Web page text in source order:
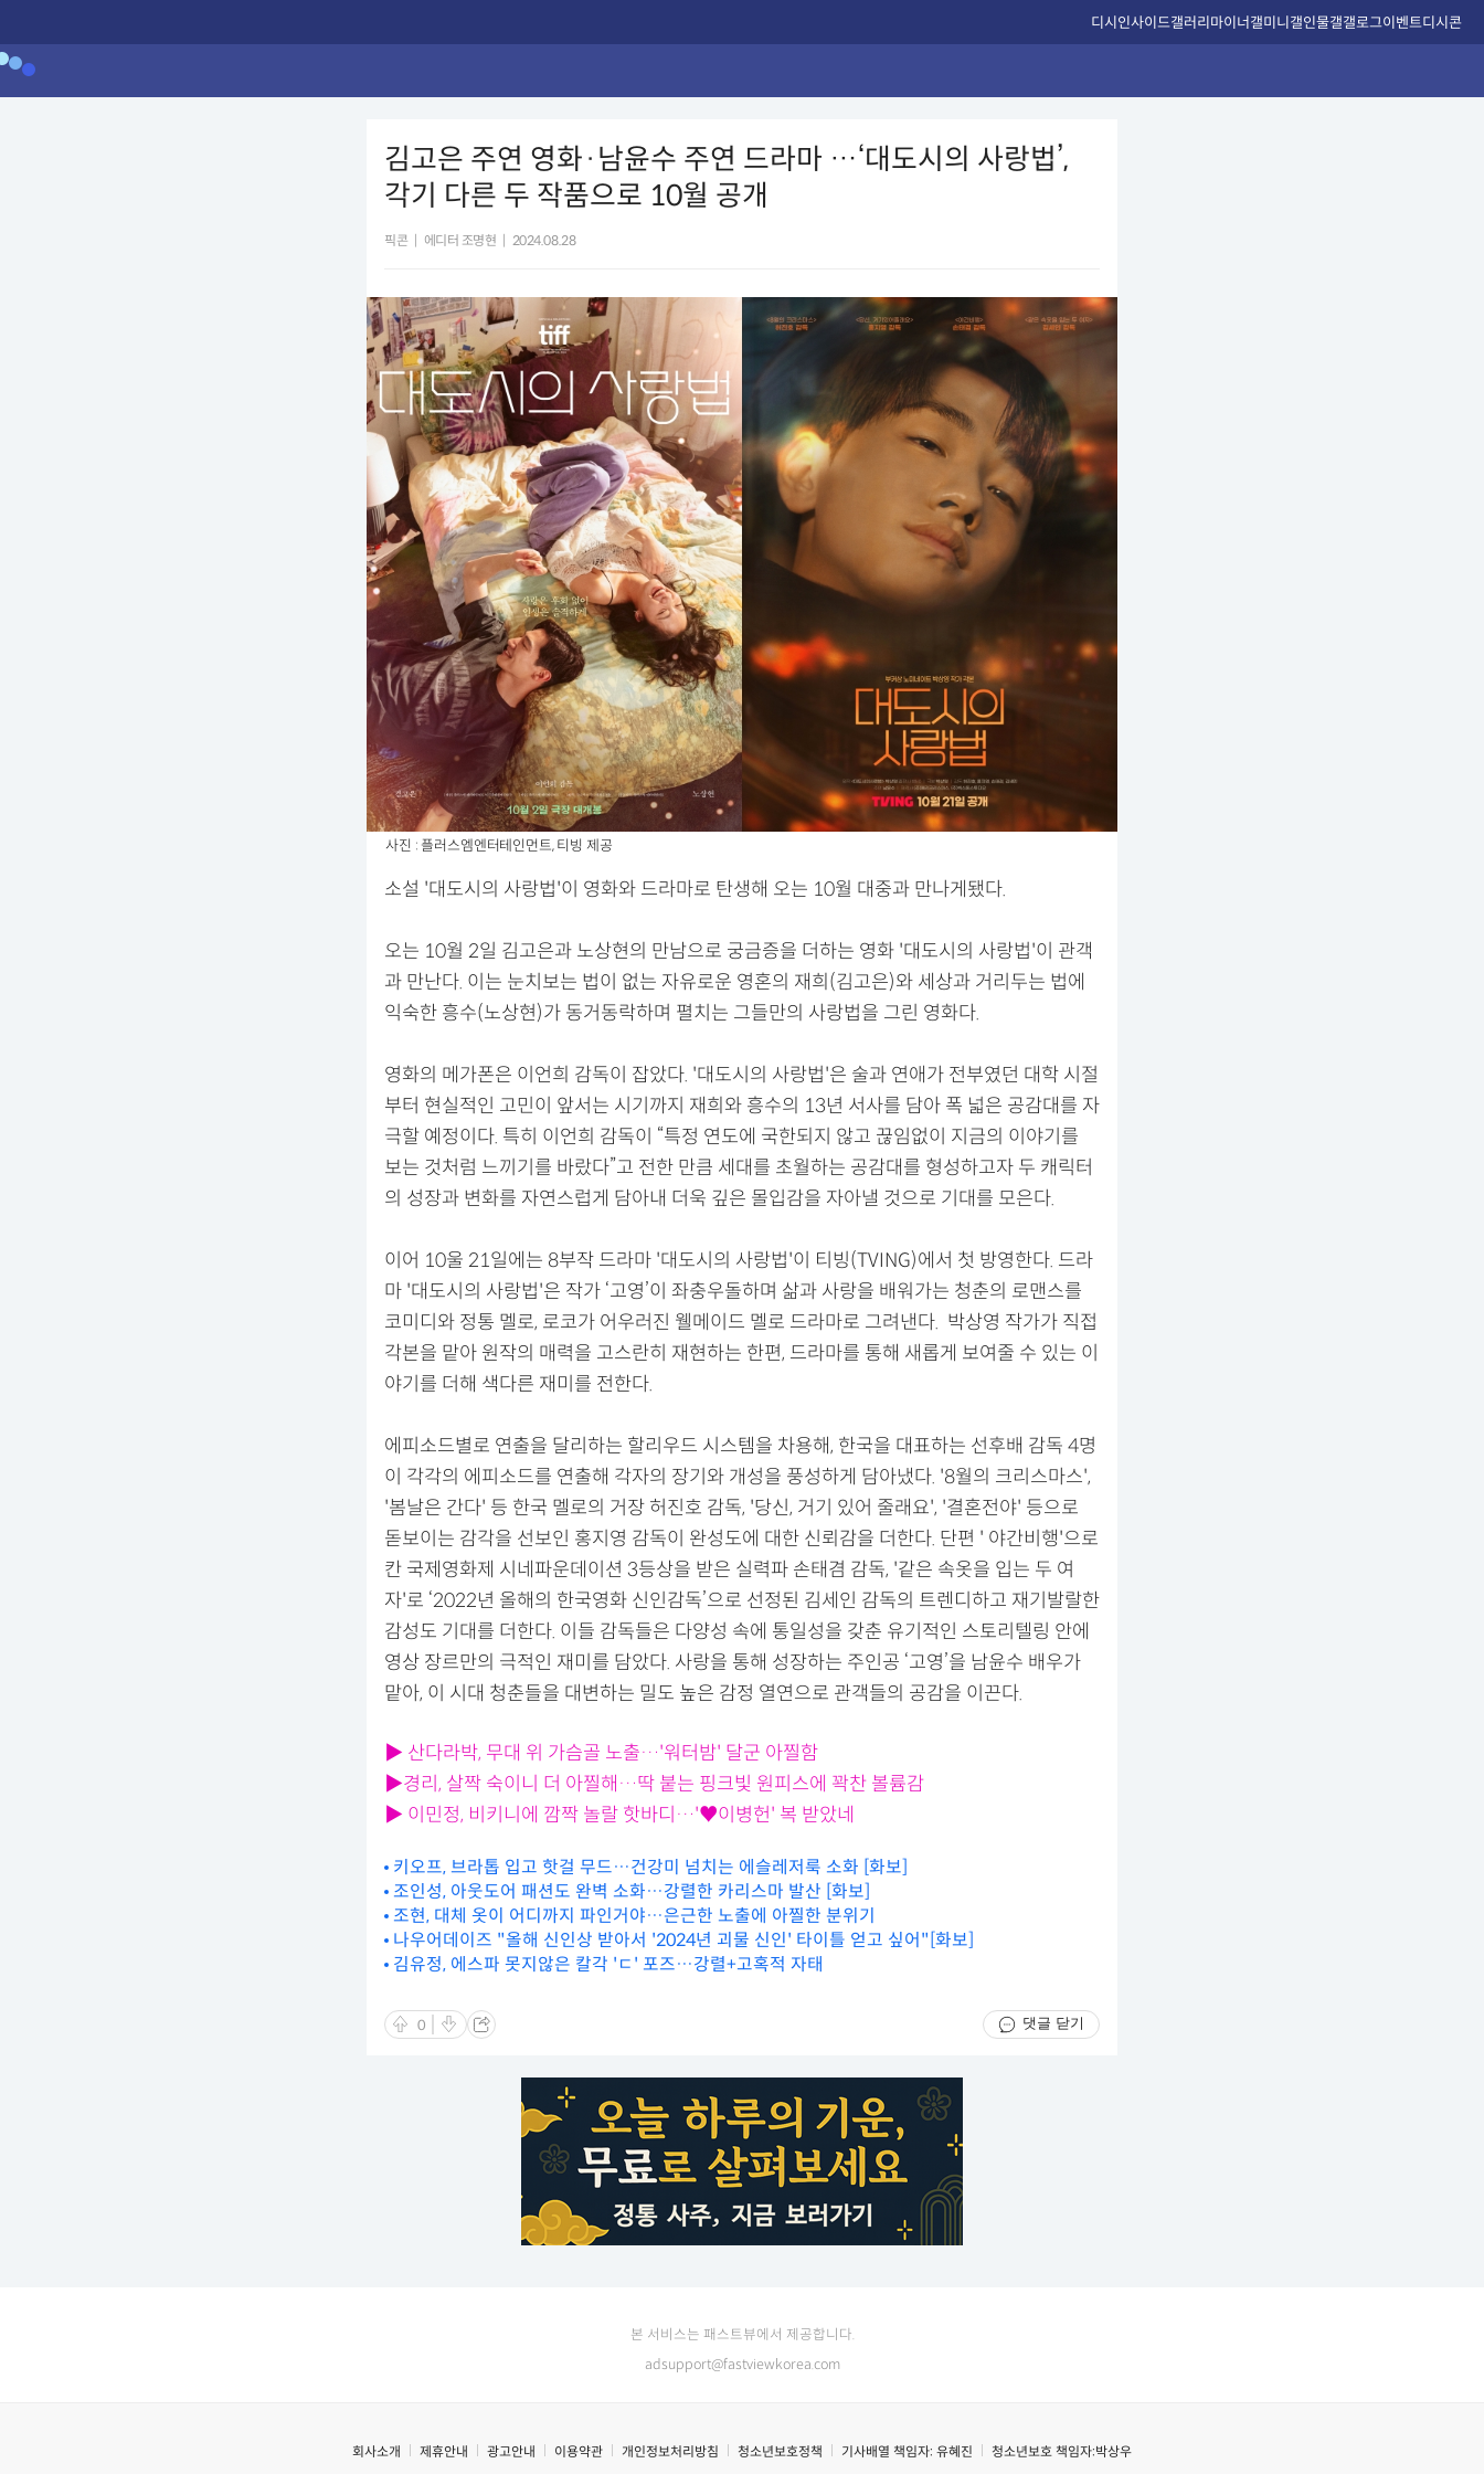
디시인사이드갤러리마이너갤미니갤인물갤갤로그이벤트디시콘
김고은 주연 영화·남윤수 주연 드라마 …‘대도시의 사랑법’,
각기 다른 두 작품으로 10월 공개
픽콘 에디터 조명현 2024.08.28
사진 : 플러스엠엔터테인먼트, 티빙 제공
소설 '대도시의 사랑법'이 영화와 드라마로 탄생해 오는 10월 대중과 만나게됐다.
오는 10월 2일 김고은과 노상현의 만남으로 궁금증을 더하는 영화 '대도시의 사랑법'이 관객
과 만난다. 이는 눈치보는 법이 없는 자유로운 영혼의 재희(김고은)와 세상과 거리두는 법에
익숙한 흥수(노상현)가 동거동락하며 펼치는 그들만의 사랑법을 그린 영화다.
영화의 메가폰은 이언희 감독이 잡았다. '대도시의 사랑법'은 술과 연애가 전부였던 대학 시절
부터 현실적인 고민이 앞서는 시기까지 재희와 흥수의 13년 서사를 담아 폭 넓은 공감대를 자
극할 예정이다. 특히 이언희 감독이 “특정 연도에 국한되지 않고 끊임없이 지금의 이야기를
보는 것처럼 느끼기를 바랐다”고 전한 만큼 세대를 초월하는 공감대를 형성하고자 두 캐릭터
의 성장과 변화를 자연스럽게 담아내 더욱 깊은 몰입감을 자아낼 것으로 기대를 모은다.
이어 10울 21일에는 8부작 드라마 '대도시의 사랑법'이 티빙(TVING)에서 첫 방영한다. 드라
마 '대도시의 사랑법'은 작가 ‘고영’이 좌충우돌하며 삶과 사랑을 배워가는 청춘의 로맨스를
코미디와 정통 멜로, 로코가 어우러진 웰메이드 멜로 드라마로 그려낸다. 박상영 작가가 직접
각본을 맡아 원작의 매력을 고스란히 재현하는 한편, 드라마를 통해 새롭게 보여줄 수 있는 이
야기를 더해 색다른 재미를 전한다.
에피소드별로 연출을 달리하는 할리우드 시스템을 차용해, 한국을 대표하는 선후배 감독 4명
이 각각의 에피소드를 연출해 각자의 장기와 개성을 풍성하게 담아냈다. '8월의 크리스마스',
'봄날은 간다' 등 한국 멜로의 거장 허진호 감독, '당신, 거기 있어 줄래요', '결혼전야' 등으로
돋보이는 감각을 선보인 홍지영 감독이 완성도에 대한 신뢰감을 더한다. 단편 ' 야간비행'으로
칸 국제영화제 시네파운데이션 3등상을 받은 실력파 손태겸 감독, '같은 속옷을 입는 두 여
자'로 ‘2022년 올해의 한국영화 신인감독’으로 선정된 김세인 감독의 트렌디하고 재기발랄한
감성도 기대를 더한다. 이들 감독들은 다양성 속에 통일성을 갖춘 유기적인 스토리텔링 안에
영상 장르만의 극적인 재미를 담았다. 사랑을 통해 성장하는 주인공 ‘고영’을 남윤수 배우가
맡아, 이 시대 청춘들을 대변하는 밀도 높은 감정 열연으로 관객들의 공감을 이끈다.
▶ 산다라박, 무대 위 가슴골 노출…'워터밤' 달군 아찔함
▶경리, 살짝 숙이니 더 아찔해…딱 붙는 핑크빛 원피스에 꽉찬 볼륨감
▶ 이민정, 비키니에 깜짝 놀랄 핫바디…'♥이병헌' 복 받았네
키오프, 브라톱 입고 핫걸 무드…건강미 넘치는 에슬레저룩 소화 [화보]
조인성, 아웃도어 패션도 완벽 소화…강렬한 카리스마 발산 [화보]
조현, 대체 옷이 어디까지 파인거야…은근한 노출에 아찔한 분위기
나우어데이즈 "올해 신인상 받아서 '2024년 괴물 신인' 타이틀 얻고 싶어"[화보]
김유정, 에스파 못지않은 칼각 'ㄷ' 포즈…강렬+고혹적 자태
0 댓글 닫기
본 서비스는 패스트뷰에서 제공합니다.
adsupport@fastviewkorea.com
회사소개 제휴안내 광고안내 이용약관 개인정보처리방침 청소년보호정책 기사배열 책임자: 유혜진 청소년보호 책임자:박상우